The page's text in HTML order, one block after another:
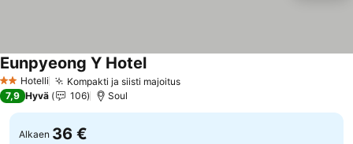
2 Tähtiluokitus
Hotelli Kompakti ja siisti majoitus
Eunpyeong Y Hotel
7,9 Hyvä 106 Soul
Alkaen 36 €